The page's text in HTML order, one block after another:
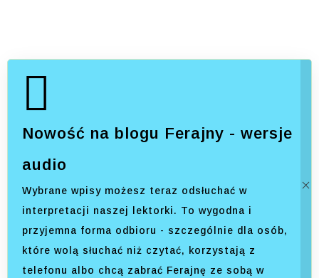
Nowość na blogu Ferajny - wersje
audio
Wybrane wpisy możesz teraz odsłuchać w
interpretacji naszej lektorki. To wygodna i
przyjemna forma odbioru - szczególnie dla osób,
które wolą słuchać niż czytać, korzystają z
telefonu albo chcą zabrać Ferajnę ze sobą w